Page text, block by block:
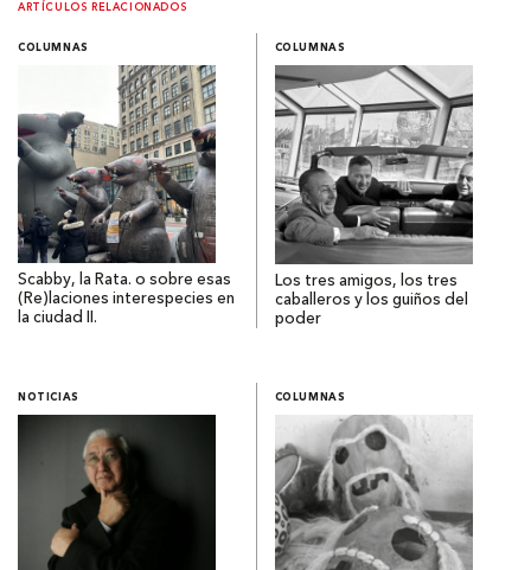
ARTÍCULOS RELACIONADOS
COLUMNAS
Scabby, la Rata. o sobre esas
(Re)laciones interespecies en
la ciudad II.
COLUMNAS
Los tres amigos, los tres
caballeros y los guiños del
poder
NOTICIAS COLUMNAS